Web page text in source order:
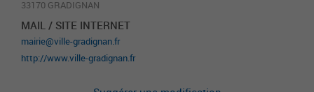
33170 GRADIGNAN
MAIL / SITE INTERNET
mairie@ville-gradignan.fr
http://www.ville-gradignan.fr